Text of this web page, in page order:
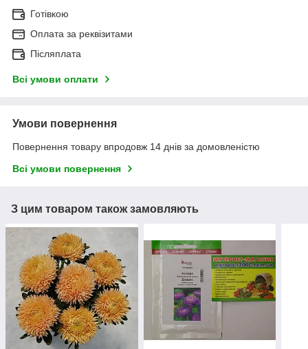
Готівкою
Оплата за реквізитами
Післяплата
Всі умови оплати
Умови повернення
Повернення товару впродовж 14 днів за домовленістю
Всі умови повернення
З цим товаром також замовляють